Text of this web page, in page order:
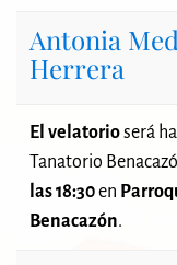
Antonia
Herrera
El velatorioserá
Tanatorio
las 18:30en
Benacazón.